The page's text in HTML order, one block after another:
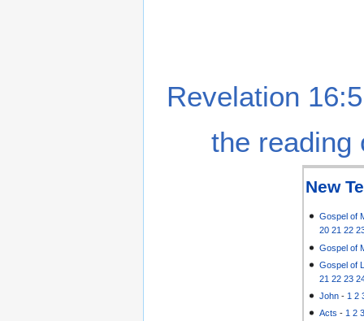
Revelation
the reading
New
Gospel of
20 21 22
Gospel of
Gospel of
21 22 23
John - 1 2
Acts - 1 2